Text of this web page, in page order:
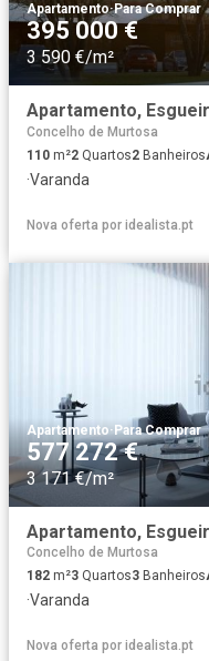
Apartamento·Para Comprar
395 000 €
3 590 €/m²
Apartamento,
Concelho de Murtosa
110 m²2 Quartos2 Banheiros
·Varanda
Nova oferta por idealista.pt
Apartamento·Para Comprar
577 272 €
3 171 €/m²
Apartamento,
Concelho de Murtosa
182 m²3 Quartos3 Banheiros
·Varanda
Nova oferta por idealista.pt